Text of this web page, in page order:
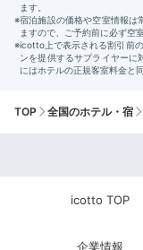
TOP 全国のホテル・宿
icotto TOP
企業情報